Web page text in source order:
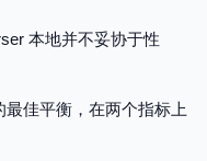
本地并不妥协于性
佳平衡，在两个指标上